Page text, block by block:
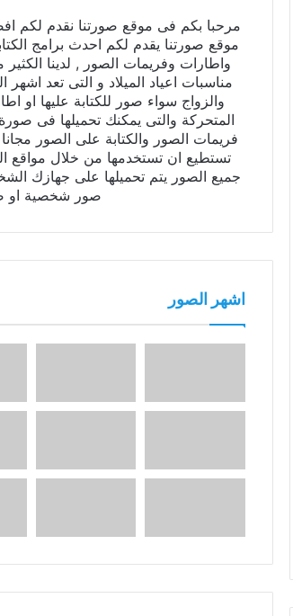
مرحبا بكم فى موقع صورتنا نقدم لكم
موقع صورتنا يقدم لكم احدث برامج
واطارات وفريمات الصور , لدينا
مناسبات اعياد الميلاد و التى تعد
والزواج سواء صور للكتابة عليها او
المتحركة والتى يمكنك تحميلها فى
فريمات الصور والكتابة على الصور
تستطيع ان تستخدمها من خلال مواقع
جميع الصور يتم تحميلها على جهازك
صور شخصية او
اشهر الصور